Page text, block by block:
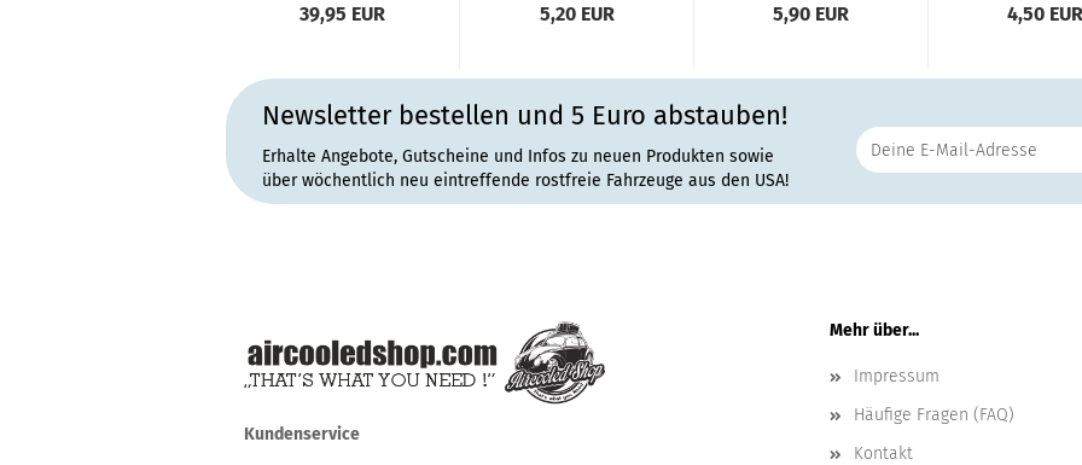
39,95 EUR 5,20 EUR 5,90 EUR 4,50 EUR
Newsletter bestellen und 5 Euro abstauben!
Erhalte Angebote, Gutscheine und Infos zu neuen Produkten sowie
über wöchentlich neu eintreffende rostfreie Fahrzeuge aus den USA!
Kundenservice
Mehr über...
Impressum
Häufige Fragen (FAQ)
Kontakt